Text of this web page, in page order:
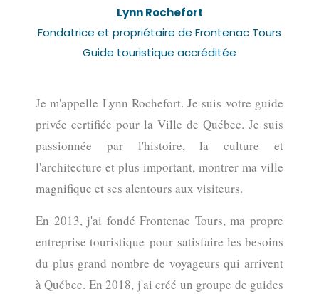
Lynn Rochefort
Fondatrice et propriétaire de Frontenac Tours
Guide touristique accréditée
Je m'appelle Lynn Rochefort. Je suis votre guide
privée certifiée pour la Ville de Québec. Je suis
passionnée par l'histoire, la culture et
l'architecture et plus important, montrer ma ville
magnifique et ses alentours aux visiteurs.
En 2013, j'ai fondé Frontenac Tours, ma propre
entreprise touristique pour satisfaire les besoins
du plus grand nombre de voyageurs qui arrivent
à Québec. En 2018, j'ai créé un groupe de guides